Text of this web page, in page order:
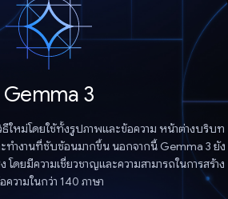
Gemma 3
ใหม่โดยใช้ทั้งรูปภาพและข้อความ หน้าต่างบริบท
ะทำงานที่ซับซ้อนมากขึ้น นอกจากนี้ Gemma 3 ยัง
โดยมีความเชี่ยวชาญและความสามารถในการสร้าง
ความในกว่า 140 ภาษา